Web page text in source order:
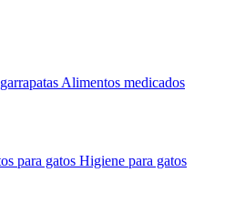
Alimentos medicados
para gatos Higiene para gatos